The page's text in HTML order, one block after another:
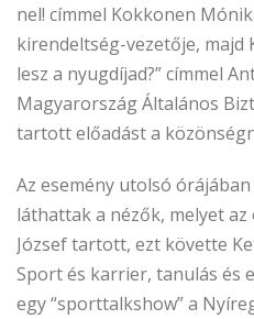
nel! címmel Kokkonen
kirendeltség-vezetője, majd
lesz a nyugdíjad?” címmel
Magyarország Általános
tartott előadást a
Az esemény utolsó
láthattak a nézők, melyet
József tartott, ezt követte
Sport és karrier, tanulás és
egy “sporttalkshow” a